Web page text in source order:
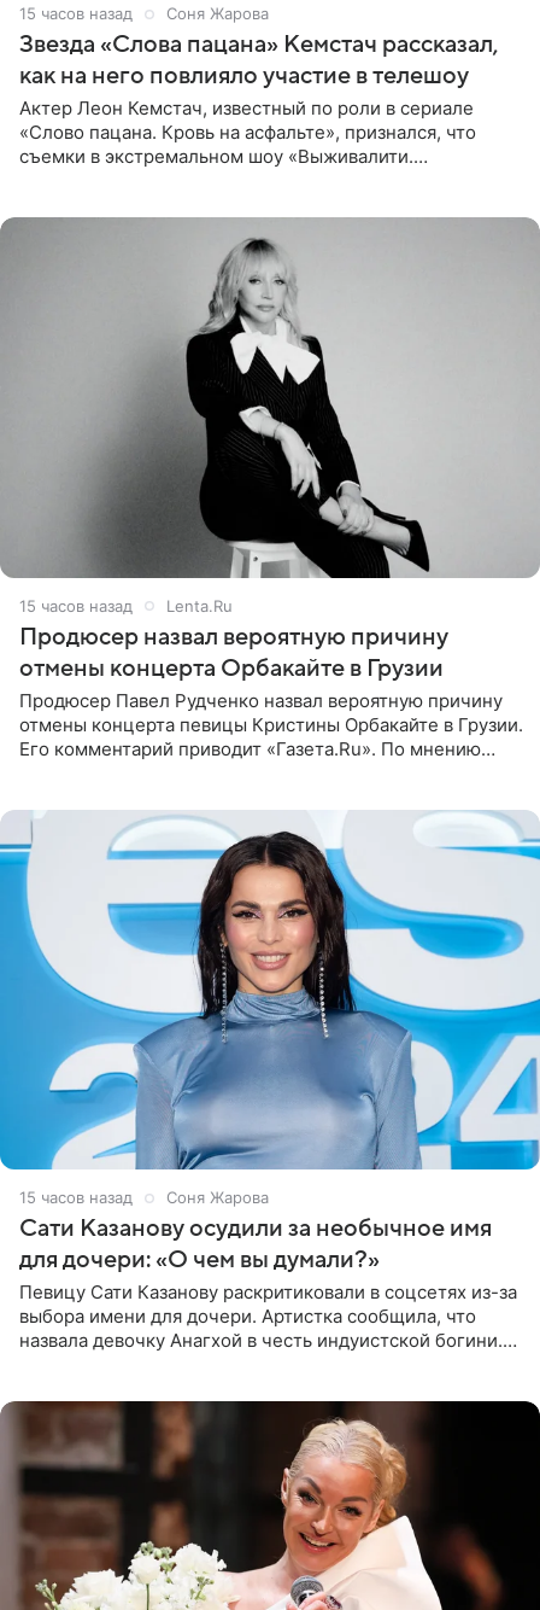
15 часов назад Соня Жарова
Звезда «Слова пацана» Кемстач рассказал,
как на него повлияло участие в телешоу
Актер Леон Кемстач, известный по роли в сериале
«Слово пацана. Кровь на асфальте», признался, что
съемки в экстремальном шоу «Выживалити.
15 часов назад Lenta.Ru
Продюсер назвал вероятную причину
отмены концерта Орбакайте в Грузии
Продюсер Павел Рудченко назвал вероятную причину
отмены концерта певицы Кристины Орбакайте в Грузии.
Его комментарий приводит «Газета.Ru». По мнению
15 часов назад Соня Жарова
Сати Казанову осудили за необычное имя
для дочери: «О чем вы думали?»
Певицу Сати Казанову раскритиковали в соцсетях из-за
выбора имени для дочери. Артистка сообщила, что
назвала девочку Анагхой в честь индуистской богини.